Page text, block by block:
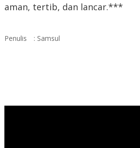
aman, tertib, dan lancar.***
Penulis : Samsul